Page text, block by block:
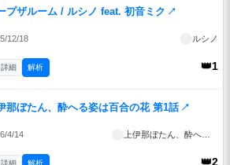
プザルーム / ルシノ feat. 初音ミク ↗
12/18 ルシノ
👑1
詳細 解析
那ぼたん、酔へる姿は百合の花 第1話 ↗
4/14
👑2
詳細